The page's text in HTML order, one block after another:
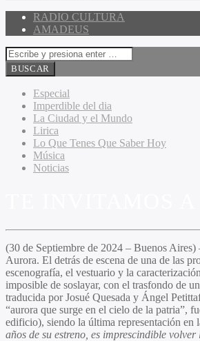
RADIO CULTURA
AMADEUS
Especial
Imperdible del dia
La Ciudad y el Mundo
Lirica
Lo Que Tenes Que Saber Hoy
Música
Noticias
(30 de Septiembre de 2024 – Buenos
Aurora. El detrás de escena de una de las
escenografía, el vestuario y la
imposible de soslayar, con el trasfondo de
traducida porJosué Quesada y Ángel
“aurora que surge en el cielo de la patria”,
edificio), siendo la última representación en
años de su estreno, es imprescindible